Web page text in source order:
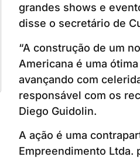
grandes shows e
disse o secretário de
“A construção de um
Americana é uma
avançando com
responsável com os
Diego Guidolin.
A ação é uma
Empreendimento Ltda.